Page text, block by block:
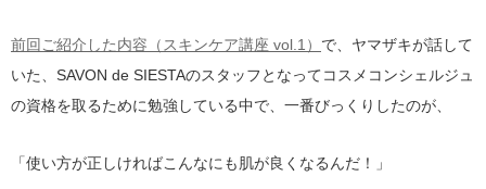
前回ご紹介した内容（スキンケア講座 vol.1） で、ヤマザキが話して
いた、SAVON de SIESTAのスタッフとなってコスメコンシェルジュ
の資格を取るために勉強している中で、一番びっくりしたのが、
「使い方が正しければこんなにも肌が良くなるんだ！」